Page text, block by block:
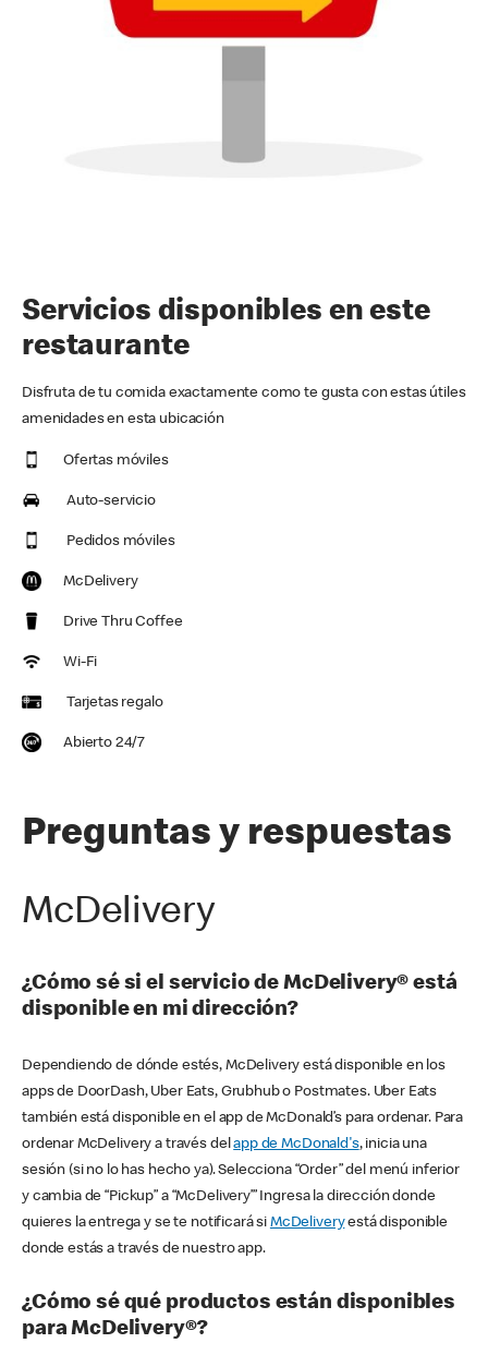
Servicios disponibles en este
restaurante
Disfruta de tu comida exactamente como te gusta con estas útiles
amenidades en esta ubicación
Ofertas móviles
Auto-servicio
Pedidos móviles
McDelivery
Drive Thru Coffee
Wi-Fi
Tarjetas regalo
Abierto 24/7
Preguntas y respuestas
McDelivery
¿Cómo sé si el servicio de McDelivery® está
disponible en mi dirección?
Dependiendo de dónde estés, McDelivery está disponible en los
apps de DoorDash, Uber Eats, Grubhub o Postmates. Uber Eats
también está disponible en el app de McDonald’s para ordenar. Para
ordenar McDelivery a través delapp de McDonald's, inicia una
sesión (si no lo has hecho ya). Selecciona “Order” del menú inferior
y cambia de “Pickup” a “McDelivery’” Ingresa la dirección donde
quieres la entrega y se te notificará si McDeliveryestá disponible
donde estás a través de nuestro app.
¿Cómo sé qué productos están disponibles
para McDelivery®?